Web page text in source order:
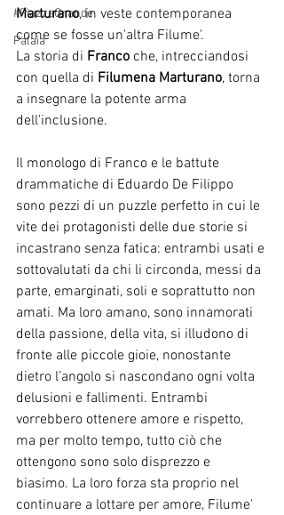
#PiazzaGrande
Palaia
Marturano, in veste contemporanea
come se fosse un'altra Filume'.
La storia di Franco che, intrecciandosi
con quella di Filumena Marturano, torna
a insegnare la potente arma
dell'inclusione.
Il monologo di Franco e le battute
drammatiche di Eduardo De Filippo
sono pezzi di un puzzle perfetto in cui le
vite dei protagonisti delle due storie si
incastrano senza fatica: entrambi usati e
sottovalutati da chi li circonda, messi da
parte, emarginati, soli e soprattutto non
amati. Ma loro amano, sono innamorati
della passione, della vita, si illudono di
fronte alle piccole gioie, nonostante
dietro l’angolo si nascondano ogni volta
delusioni e fallimenti. Entrambi
vorrebbero ottenere amore e rispetto,
ma per molto tempo, tutto ciò che
ottengono sono solo disprezzo e
biasimo. La loro forza sta proprio nel
continuare a lottare per amore, Filume'